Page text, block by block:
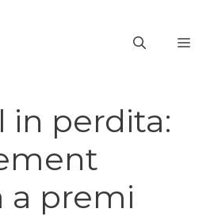
in perdita:
a premi